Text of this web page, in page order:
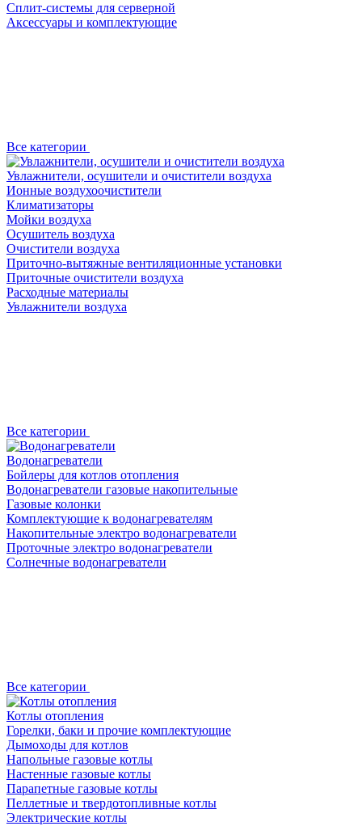
Сплит-системы для серверной
Аксессуары и комплектующие
Все категории
Увлажнители, осушители и очистители воздуха
Ионные воздухоочистители
Климатизаторы
Мойки воздуха
Осушитель воздуха
Очистители воздуха
Приточно-вытяжные вентиляционные установки
Приточные очистители воздуха
Расходные материалы
Увлажнители воздуха
Все категории
Водонагреватели
Бойлеры для котлов отопления
Водонагреватели газовые накопительные
Газовые колонки
Комплектующие к водонагревателям
Накопительные электро водонагреватели
Проточные электро водонагреватели
Солнечные водонагреватели
Все категории
Котлы отопления
Горелки, баки и прочие комплектующие
Дымоходы для котлов
Напольные газовые котлы
Настенные газовые котлы
Парапетные газовые котлы
Пеллетные и твердотопливные котлы
Электрические котлы